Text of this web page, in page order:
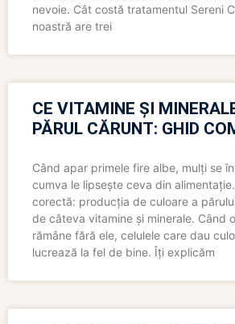
nevoie. Cât costă tratamentul Sereni
noastră are trei
CE VITAMINE ȘI
PĂRUL CĂRUNT: GHID
Când apar primele fire albe, mulți se
cumva le lipsește ceva din
corectă: producția de culoare a
de câteva vitamine și minerale. Când
rămâne fără ele, celulele care dau
lucrează la fel de bine. Îți explicăm